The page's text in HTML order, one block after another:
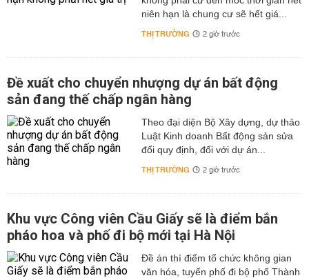
niên hạn là chung cư sẽ hết giá...
THỊ TRƯỜNG 2 giờ trước
Đề xuất cho chuyển nhượng dự án bất động
sản đang thế chấp ngân hàng
Theo đại diện Bộ Xây dựng, dự thảo
Luật Kinh doanh Bất động sản sửa
đổi quy định, đối với dự án...
THỊ TRƯỜNG 2 giờ trước
Khu vực Công viên Cầu Giấy sẽ là điểm bắn
pháo hoa và phố đi bộ mới tại Hà Nội
Đề án thí điểm tổ chức không gian
văn hóa, tuyến phố đi bộ phố Thành